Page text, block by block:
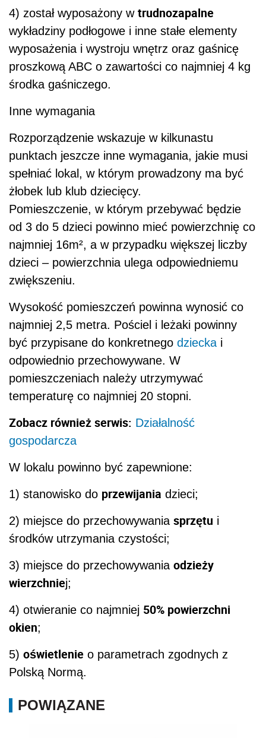
4) został wyposażony w trudnozapalne
wykładziny podłogowe i inne stałe elementy
wyposażenia i wystroju wnętrz oraz gaśnicę
proszkową ABC o zawartości co najmniej 4 kg
środka gaśniczego.
Inne wymagania
Rozporządzenie wskazuje w kilkunastu
punktach jeszcze inne wymagania, jakie musi
spełniać lokal, w którym prowadzony ma być
żłobek lub klub dziecięcy.
Pomieszczenie, w którym przebywać będzie
od 3 do 5 dzieci powinno mieć powierzchnię co
najmniej 16m², a w przypadku większej liczby
dzieci – powierzchnia ulega odpowiedniemu
zwiększeniu.
Wysokość pomieszczeń powinna wynosić co
najmniej 2,5 metra. Pościel i leżaki powinny
być przypisane do konkretnego dziecka i
odpowiednio przechowywane. W
pomieszczeniach należy utrzymywać
temperaturę co najmniej 20 stopni.
Zobacz również serwis: Działalność
gospodarcza
W lokalu powinno być zapewnione:
1) stanowisko do przewijania dzieci;
2) miejsce do przechowywania sprzętu i
środków utrzymania czystości;
3) miejsce do przechowywania odzieży
wierzchniej;
4) otwieranie co najmniej 50% powierzchni
okien;
5) oświetlenie o parametrach zgodnych z
Polską Normą.
POWIĄZANE